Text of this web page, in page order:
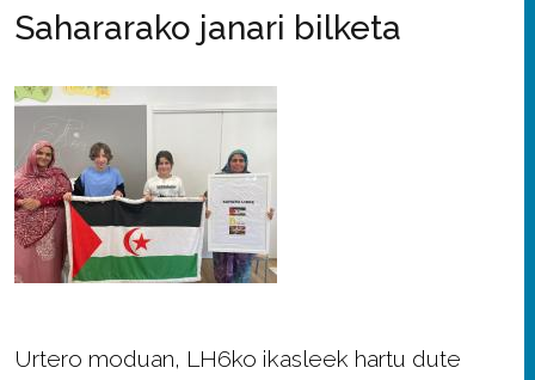
Sahararako janari bilketa
Urtero moduan, LH6ko ikasleek hartu dute